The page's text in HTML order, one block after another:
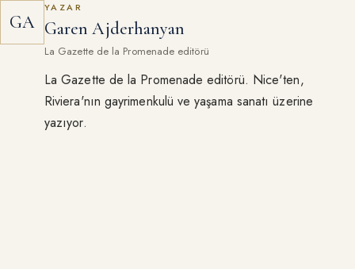
GA
YAZAR
Garen Ajderhanyan
La Gazette de la Promenade editörü
La Gazette de la Promenade editörü. Nice'ten,
Riviera'nın gayrimenkulü ve yaşama sanatı üzerine
yazıyor.